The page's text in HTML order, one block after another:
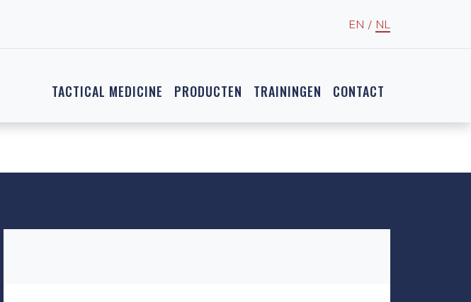
EN / NL
TACTICAL MEDICINE PRODUCTEN TRAININGEN CONTACT